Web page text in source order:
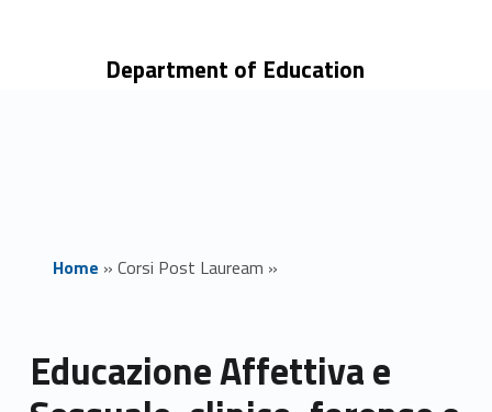
Department of Education
Home » Corsi Post Lauream »
Educazione Affettiva e